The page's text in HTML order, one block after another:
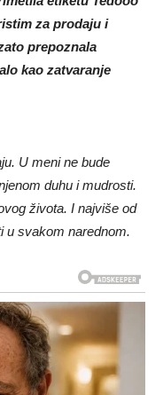
za prodaju i
prepoznala
kao zatvaranje
U meni ne bude
duhu i mudrosti.
života. I najviše od
u svakom narednom.